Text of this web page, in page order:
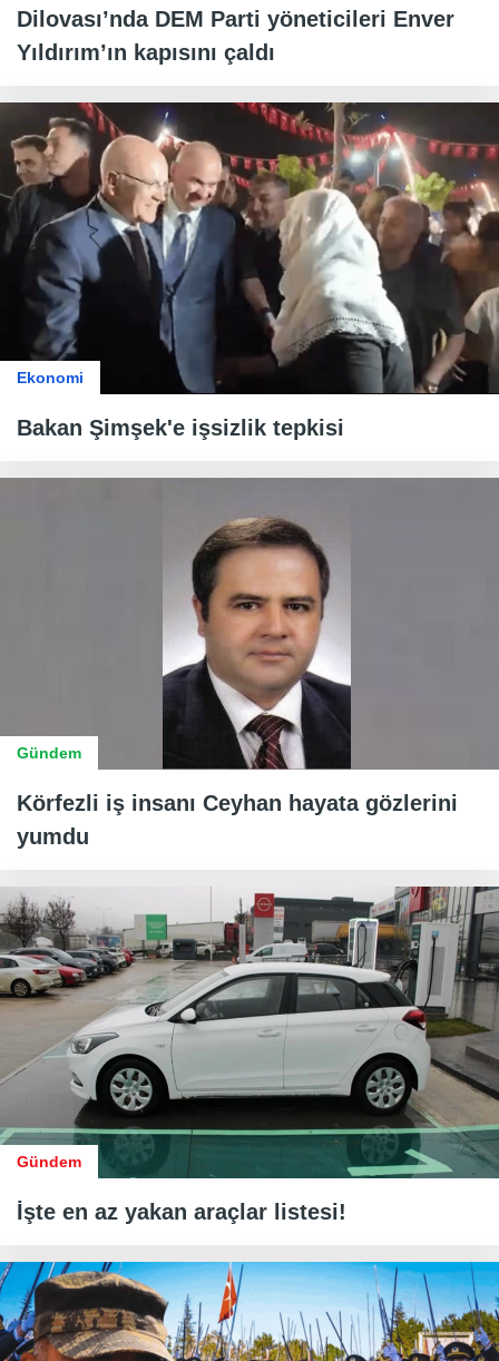
Dilovası’nda DEM Parti yöneticileri Enver
Yıldırım’ın kapısını çaldı
Ekonomi
Bakan Şimşek'e işsizlik tepkisi
Gündem
Körfezli iş insanı Ceyhan hayata gözlerini
yumdu
Gündem
İşte en az yakan araçlar listesi!